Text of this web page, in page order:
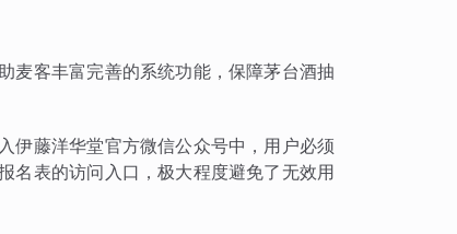
麦客丰富完善的系统功能，保障茅台酒抽
伊藤洋华堂官方微信公众号中，用户必须
名表的访问入口，极大程度避免了无效用